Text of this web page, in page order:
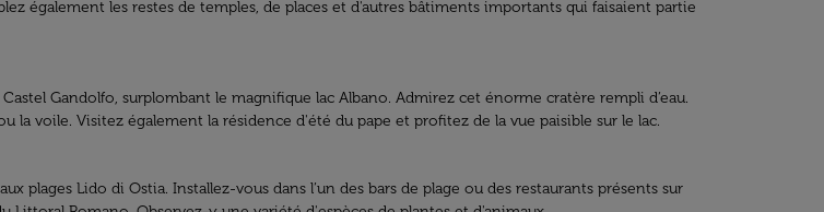
également les restes de temples, de places et d'autres bâtiments importants qui faisaient partie
Gandolfo, surplombant le magnifique lac Albano. Admirez cet énorme cratère rempli d’eau.
voile. Visitez également la résidence d'été du pape et profitez de la vue paisible sur le lac.
plages Lido di Ostia. Installez-vous dans l’un des bars de plage ou des restaurants présents sur